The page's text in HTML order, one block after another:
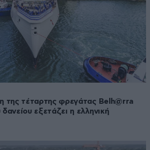
της τέταρτης φρεγάτας Belh@rra
εξετάζει η ελληνική